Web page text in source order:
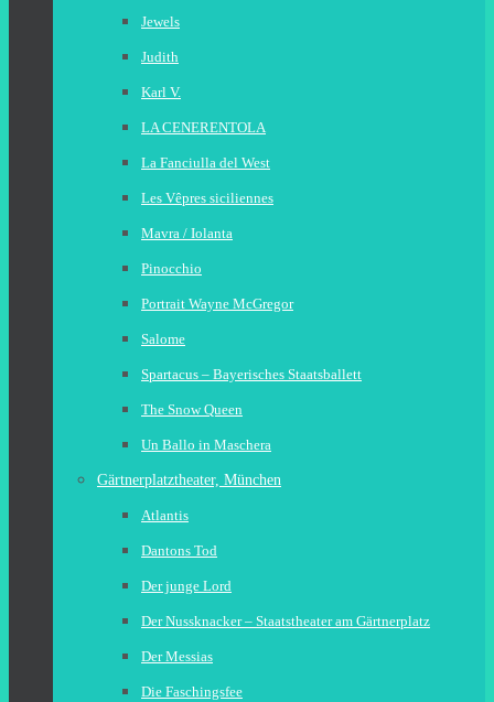
Jewels
Judith
Karl V.
LA CENERENTOLA
La Fanciulla del West
Les Vêpres siciliennes
Mavra / Iolanta
Pinocchio
Portrait Wayne McGregor
Salome
Spartacus – Bayerisches Staatsballett
The Snow Queen
Un Ballo in Maschera
Gärtnerplatztheater, München
Atlantis
Dantons Tod
Der junge Lord
Der Nussknacker – Staatstheater am Gärtnerplatz
Der Messias
Die Faschingsfee